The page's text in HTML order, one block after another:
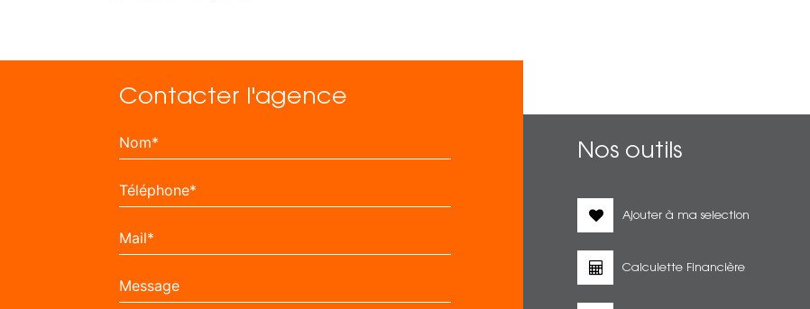
Contacter l'agence
Nom*
Téléphone*
Mail*
Message
Nos outils
Ajouter à ma selection
Calculette Financière